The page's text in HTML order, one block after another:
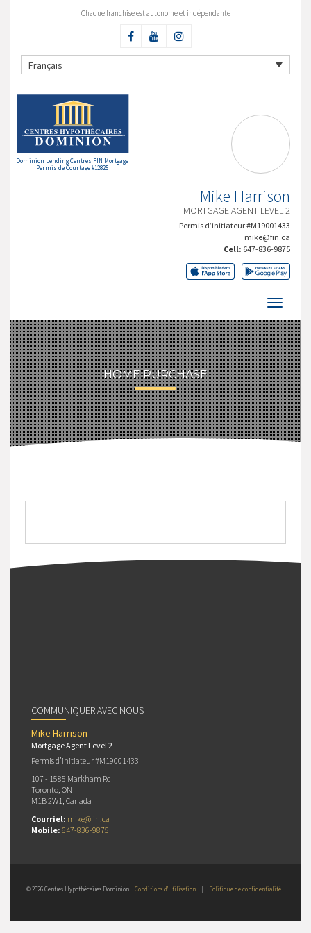
Chaque franchise est autonome et indépendante
Français
Dominion Lending Centres FIN Mortgage
Permis de Courtage #12825
Mike Harrison
MORTGAGE AGENT LEVEL 2
Permis d’initiateur #M19001433
mike@fin.ca
Cell: 647-836-9875
HOME PURCHASE
COMMUNIQUER AVEC NOUS
Mike Harrison
Mortgage Agent Level 2
Permis d’initiateur #M19001433
107 - 1585 Markham Rd
Toronto, ON
M1B 2W1, Canada
Courriel: mike@fin.ca
Mobile: 647-836-9875
© 2026 Centres Hypothécaires Dominion Conditions d’utilisation | Politique de confidentialité